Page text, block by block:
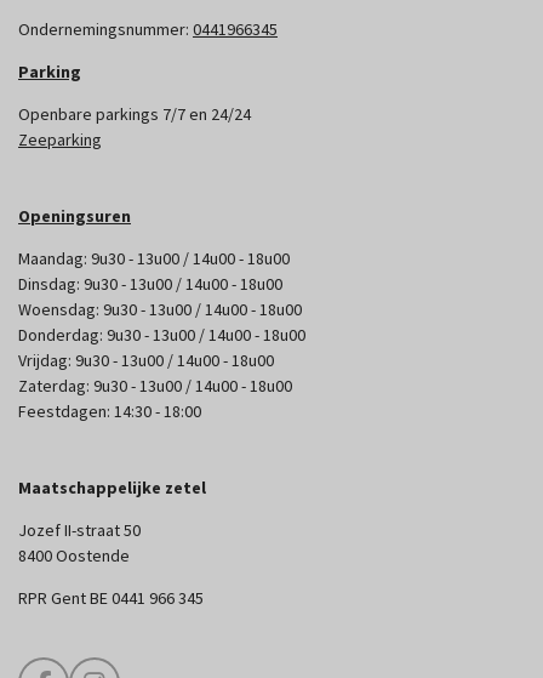
Ondernemingsnummer: 0441966345
Parking
Openbare parkings 7/7 en 24/24
Zeeparking
Openingsuren
Maandag: 9u30 - 13u00 / 14u00 - 18u00
Dinsdag: 9u30 - 13u00 / 14u00 - 18u00
Woensdag: 9u30 - 13u00 / 14u00 - 18u00
Donderdag: 9u30 - 13u00 / 14u00 - 18u00
Vrijdag: 9u30 - 13u00 / 14u00 - 18u00
Zaterdag: 9u30 - 13u00 / 14u00 - 18u00
Feestdagen: 14:30 - 18:00
Maatschappelijke zetel
Jozef II-straat 50
8400 Oostende
RPR Gent BE 0441 966 345